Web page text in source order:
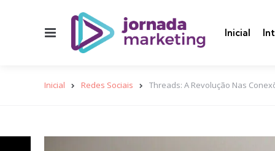
Inicial
Inicial Redes Sociais Threads: A Revolução Nas